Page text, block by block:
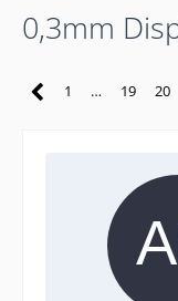
0,3mm
1 … 19 20